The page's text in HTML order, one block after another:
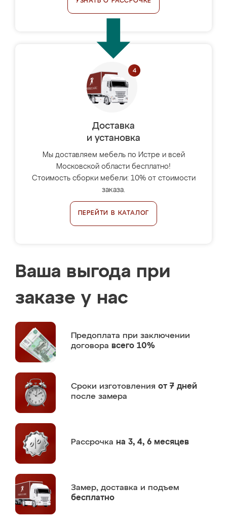
Доставка
и установка
Мы доставляем мебель по Истре и всей
Московской области бесплатно!
Стоимость сборки мебели: 10% от стоимости
заказа.
ПЕРЕЙТИ В КАТАЛОГ
Ваша выгода при
заказе у нас
Предоплата при заключении
договора всего 10%
Сроки изготовления от 7 дней
после замера
Рассрочка на 3, 4, 6 месяцев
Замер, доставка и подъем
бесплатно